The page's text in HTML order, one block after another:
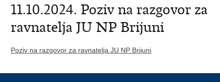
11.10.2024. Poziv na razgovor za
ravnatelja JU NP Brijuni
Poziv na razgovor za ravnatelja JU NP Brijuni